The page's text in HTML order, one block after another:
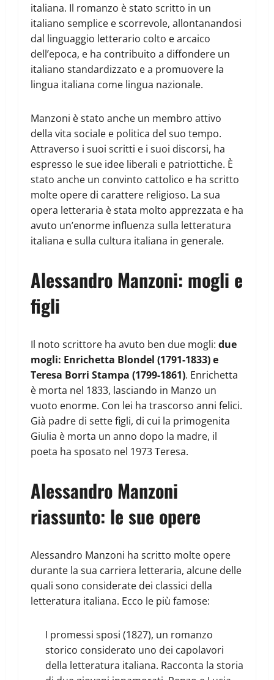
italiana. Il romanzo è stato scritto in un
italiano semplice e scorrevole, allontanandosi
dal linguaggio letterario colto e arcaico
dell’epoca, e ha contribuito a diffondere un
italiano standardizzato e a promuovere la
lingua italiana come lingua nazionale.
Manzoni è stato anche un membro attivo
della vita sociale e politica del suo tempo.
Attraverso i suoi scritti e i suoi discorsi, ha
espresso le sue idee liberali e patriottiche. È
stato anche un convinto cattolico e ha scritto
molte opere di carattere religioso. La sua
opera letteraria è stata molto apprezzata e ha
avuto un’enorme influenza sulla letteratura
italiana e sulla cultura italiana in generale.
Alessandro Manzoni: mogli e
figli
Il noto scrittore ha avuto ben due mogli: due
mogli: Enrichetta Blondel (1791-1833) e
Teresa Borri Stampa (1799-1861). Enrichetta
è morta nel 1833, lasciando in Manzo un
vuoto enorme. Con lei ha trascorso anni felici.
Già padre di sette figli, di cui la primogenita
Giulia è morta un anno dopo la madre, il
poeta ha sposato nel 1973 Teresa.
Alessandro Manzoni
riassunto: le sue opere
Alessandro Manzoni ha scritto molte opere
durante la sua carriera letteraria, alcune delle
quali sono considerate dei classici della
letteratura italiana. Ecco le più famose:
I promessi sposi (1827), un romanzo
storico considerato uno dei capolavori
della letteratura italiana. Racconta la storia